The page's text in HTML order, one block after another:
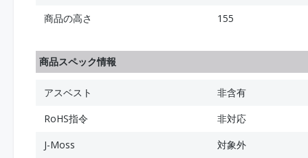
商品の高さ 155
商品スペック情報
アスベスト
非含有
RoHS指令
非対応
J-Moss
対象外